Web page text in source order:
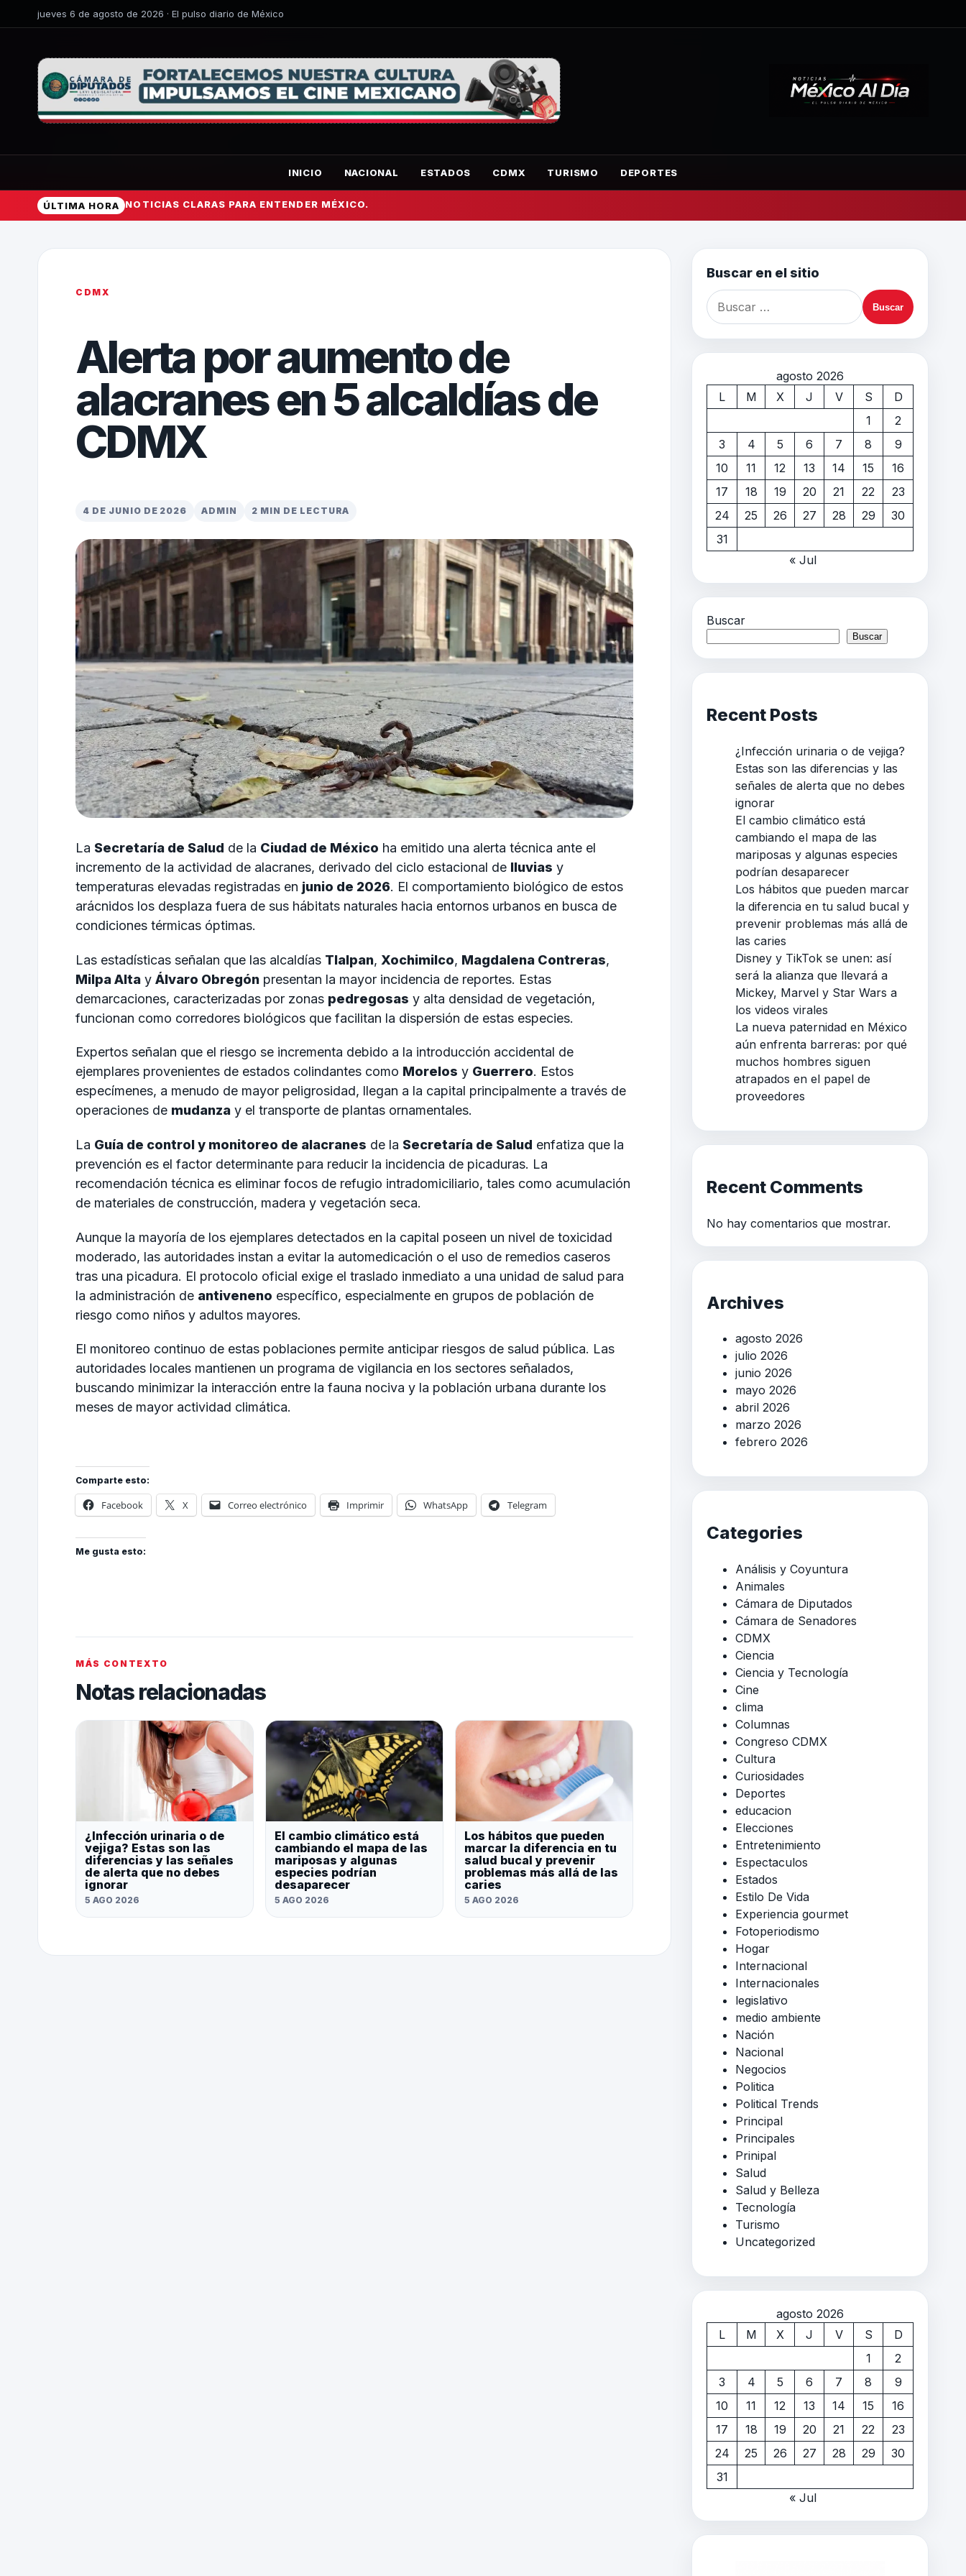
jueves 6 de agosto de 2026 · El pulso diario de México
INICIO NACIONAL ESTADOS CDMX TURISMO DEPORTES
ÚLTIMA HORA NOTICIAS CLARAS PARA ENTENDER MÉXICO.
CDMX
Alerta por aumento de
alacranes en 5 alcaldías de
CDMX
4 DE JUNIO DE 2026 ADMIN 2 MIN DE LECTURA
La Secretaría de Salud de la Ciudad de México ha emitido una alerta técnica ante el
incremento de la actividad de alacranes, derivado del ciclo estacional de lluvias y
temperaturas elevadas registradas en junio de 2026. El comportamiento biológico de estos
arácnidos los desplaza fuera de sus hábitats naturales hacia entornos urbanos en busca de
condiciones térmicas óptimas.
Las estadísticas señalan que las alcaldías Tlalpan, Xochimilco, Magdalena Contreras,
Milpa Alta y Álvaro Obregón presentan la mayor incidencia de reportes. Estas
demarcaciones, caracterizadas por zonas pedregosas y alta densidad de vegetación,
funcionan como corredores biológicos que facilitan la dispersión de estas especies.
Expertos señalan que el riesgo se incrementa debido a la introducción accidental de
ejemplares provenientes de estados colindantes como Morelos y Guerrero. Estos
especímenes, a menudo de mayor peligrosidad, llegan a la capital principalmente a través de
operaciones de mudanza y el transporte de plantas ornamentales.
La Guía de control y monitoreo de alacranes de la Secretaría de Salud enfatiza que la
prevención es el factor determinante para reducir la incidencia de picaduras. La
recomendación técnica es eliminar focos de refugio intradomiciliario, tales como acumulación
de materiales de construcción, madera y vegetación seca.
Aunque la mayoría de los ejemplares detectados en la capital poseen un nivel de toxicidad
moderado, las autoridades instan a evitar la automedicación o el uso de remedios caseros
tras una picadura. El protocolo oficial exige el traslado inmediato a una unidad de salud para
la administración de antiveneno específico, especialmente en grupos de población de
riesgo como niños y adultos mayores.
El monitoreo continuo de estas poblaciones permite anticipar riesgos de salud pública. Las
autoridades locales mantienen un programa de vigilancia en los sectores señalados,
buscando minimizar la interacción entre la fauna nociva y la población urbana durante los
meses de mayor actividad climática.
Comparte esto:
Facebook X Correo electrónico Imprimir WhatsApp Telegram
Me gusta esto:
MÁS CONTEXTO
Notas relacionadas
¿Infección urinaria o de
vejiga? Estas son las
diferencias y las señales
de alerta que no debes
ignorar
5 AGO 2026
El cambio climático está
cambiando el mapa de las
mariposas y algunas
especies podrían
desaparecer
5 AGO 2026
Los hábitos que pueden
marcar la diferencia en tu
salud bucal y prevenir
problemas más allá de las
caries
5 AGO 2026
Buscar en el sitio
agosto 2026
L
M X J V S
D
1
2
3
4 5 6 7 8
9
10
11 12 13 14 15
16
17
18 19 20 21 22
23
24
25 26 27 28 29
30
31
« Jul
Buscar
Buscar
Recent Posts
¿Infección urinaria o de vejiga?
Estas son las diferencias y las
señales de alerta que no debes
ignorar
El cambio climático está
cambiando el mapa de las
mariposas y algunas especies
podrían desaparecer
Los hábitos que pueden marcar
la diferencia en tu salud bucal y
prevenir problemas más allá de
las caries
Disney y TikTok se unen: así
será la alianza que llevará a
Mickey, Marvel y Star Wars a
los videos virales
La nueva paternidad en México
aún enfrenta barreras: por qué
muchos hombres siguen
atrapados en el papel de
proveedores
Recent Comments
No hay comentarios que mostrar.
Archives
agosto 2026
julio 2026
junio 2026
mayo 2026
abril 2026
marzo 2026
febrero 2026
Categories
Análisis y Coyuntura
Animales
Cámara de Diputados
Cámara de Senadores
CDMX
Ciencia
Ciencia y Tecnología
Cine
clima
Columnas
Congreso CDMX
Cultura
Curiosidades
Deportes
educacion
Elecciones
Entretenimiento
Espectaculos
Estados
Estilo De Vida
Experiencia gourmet
Fotoperiodismo
Hogar
Internacional
Internacionales
legislativo
medio ambiente
Nación
Nacional
Negocios
Politica
Political Trends
Principal
Principales
Prinipal
Salud
Salud y Belleza
Tecnología
Turismo
Uncategorized
agosto 2026
L
M X J V S
D
1
2
3
4 5 6 7 8
9
10
11 12 13 14 15
16
17
18 19 20 21 22
23
24
25 26 27 28 29
30
31
« Jul